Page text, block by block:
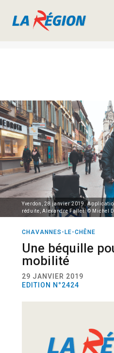
Yverdon, 28 janvier 2019.
réduite, Alexandre Fallet. © Michel
CHAVANNES-LE-CHÊNE
Une béquille
mobilité
29 JANVIER 2019
EDITION N°2424